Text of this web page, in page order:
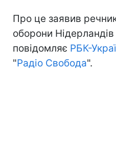
Про це заявив
оборони
повідомляє РБК-
"Радіо Свобода".